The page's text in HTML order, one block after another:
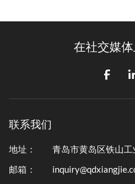
在社交媒
联系我们
地址：
青岛市黄岛区铁山
邮箱：